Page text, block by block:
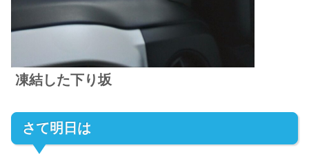
凍結した下り坂
さて明日は